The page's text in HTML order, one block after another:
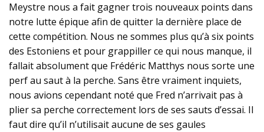
Meystre nous a fait gagner trois nouveaux points dans
notre lutte épique afin de quitter la dernière place de
cette compétition. Nous ne sommes plus qu’à six points
des Estoniens et pour grappiller ce qui nous manque, il
fallait absolument que Frédéric Matthys nous sorte une
perf au saut à la perche. Sans être vraiment inquiets,
nous avions cependant noté que Fred n’arrivait pas à
plier sa perche correctement lors de ses sauts d’essai. Il
faut dire qu’il n’utilisait aucune de ses gaules